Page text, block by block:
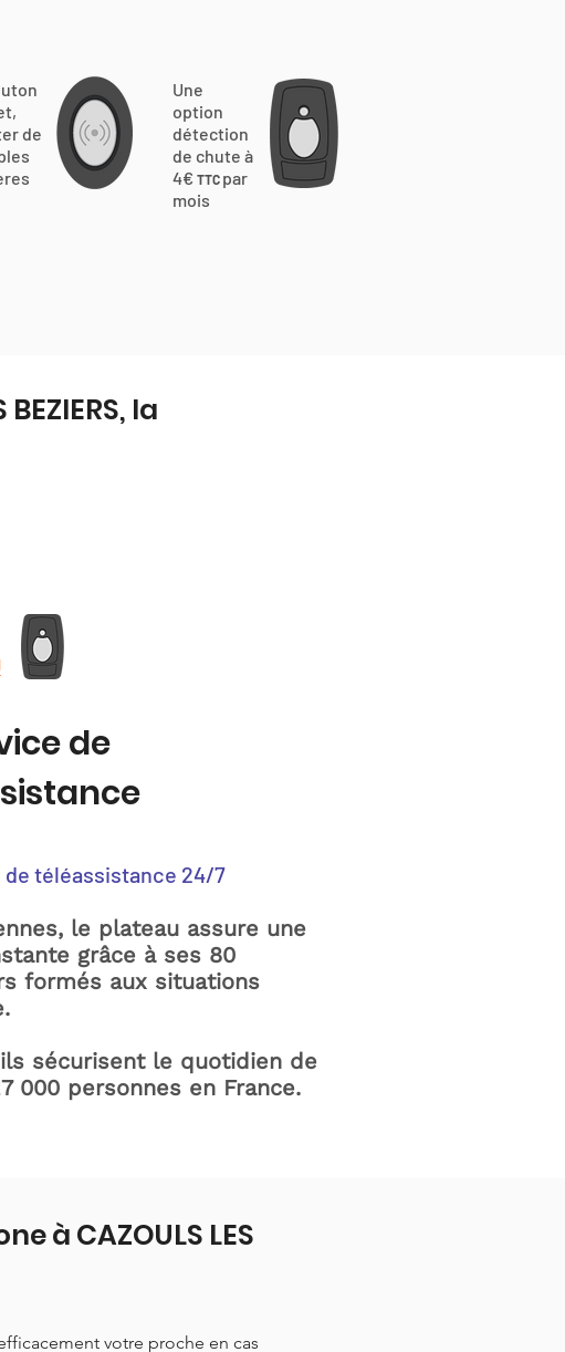
de
Une
option
détection
de chute à
4€ TTC par
mois
la
de
de téléassistance 24/7
le plateau assure une
grâce à ses 80
formés aux situations
sécurisent le quotidien de
000 personnes en France.
à CAZOULS LES
votre proche en cas